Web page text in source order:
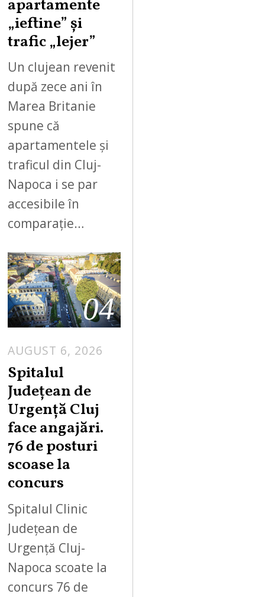
apartamente
„ieftine” și
trafic „lejer”
Un clujean revenit
după zece ani în
Marea Britanie
spune că
apartamentele și
traficul din Cluj-
Napoca i se par
accesibile în
comparație…
04
AUGUST 6, 2026
Spitalul
Județean de
Urgență Cluj
face angajări.
76 de posturi
scoase la
concurs
Spitalul Clinic
Județean de
Urgență Cluj-
Napoca scoate la
concurs 76 de